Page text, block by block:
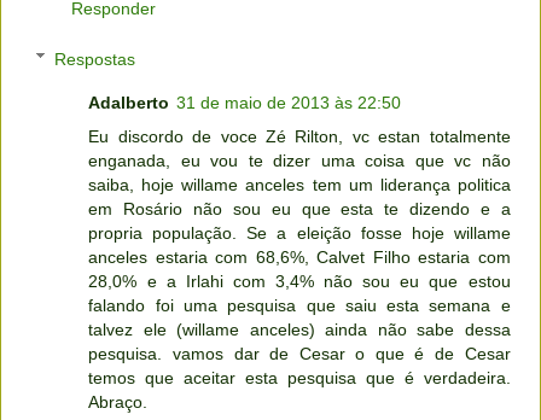
Responder
Respostas
Adalberto 31 de maio de 2013 às 22:50
Eu discordo de voce Zé Rilton, vc estan totalmente
enganada, eu vou te dizer uma coisa que vc não
saiba, hoje willame anceles tem um liderança politica
em Rosário não sou eu que esta te dizendo e a
propria população. Se a eleição fosse hoje willame
anceles estaria com 68,6%, Calvet Filho estaria com
28,0% e a Irlahi com 3,4% não sou eu que estou
falando foi uma pesquisa que saiu esta semana e
talvez ele (willame anceles) ainda não sabe dessa
pesquisa. vamos dar de Cesar o que é de Cesar
temos que aceitar esta pesquisa que é verdadeira.
Abraço.